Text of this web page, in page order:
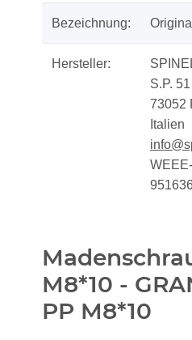
Bezeichnung:
Hersteller:
S.P.
73052
Italien
M8*10 -
PP M8*10